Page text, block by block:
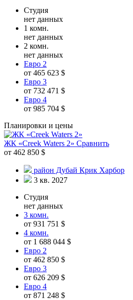
Студия
нет данных
1 комн.
нет данных
2 комн.
нет данных
Евро 2
от 465 623 $
Евро 3
от 732 471 $
Евро 4
от 985 704 $
Планировки и цены
ЖК «Creek Waters 2» Сравнить
от 462 850 $
район Дубай Крик Харбор
3 кв. 2027
Студия
нет данных
3 комн.
от 931 751 $
4 комн.
от 1 688 044 $
Евро 2
от 462 850 $
Евро 3
от 626 209 $
Евро 4
от 871 248 $